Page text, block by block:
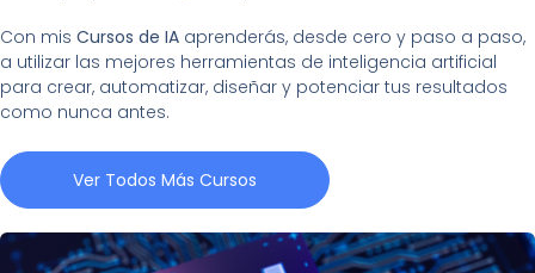
Con mis Cursos de IA aprenderás, desde cero y paso a paso,
a utilizar las mejores herramientas de inteligencia artificial
para crear, automatizar, diseñar y potenciar tus resultados
como nunca antes.
Ver Todos Más Cursos